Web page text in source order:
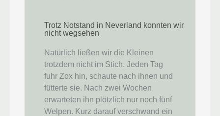
Trotz Notstand in Neverland konnten wir
nicht wegsehen
Natürlich ließen wir die Kleinen
trotzdem nicht im Stich. Jeden Tag
fuhr Zox hin, schaute nach ihnen und
fütterte sie. Nach zwei Wochen
erwarteten ihn plötzlich nur noch fünf
Welpen. Kurz darauf verschwand ein